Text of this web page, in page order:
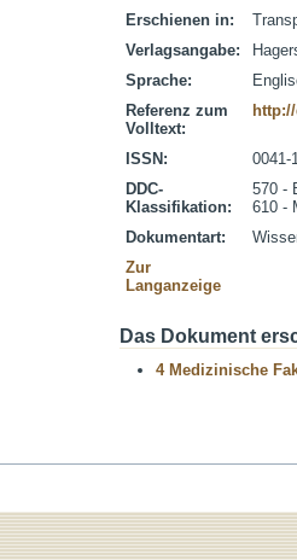
Erschienen in:
Verlagsangabe:
Sprache:
Referenz zum
Volltext:
ISSN:
0041-
DDC-
Klassifikation:
570 -
610 -
Dokumentart:
Zur
Langanzeige
Das Dokument
4 Medizinische